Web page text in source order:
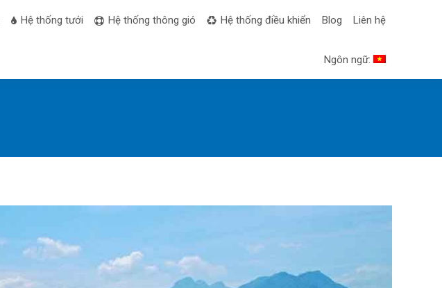
Hệ thống tưới Hệ thống thông gió Hệ thống điều khiển Blog Liên hệ
Ngôn ngữ: